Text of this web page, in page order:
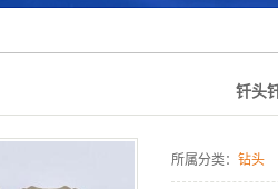
钎头
所属分类： 钻头